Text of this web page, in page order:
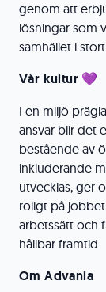
genom att
lösningar som
samhället i
Vår kultur 💜
I en miljö
ansvar blir det
bestående av
inkluderande
utvecklas, ger
roligt på
arbetssätt och
hållbar framtid.
Om Advania